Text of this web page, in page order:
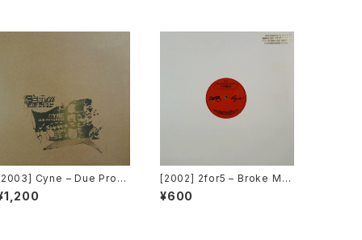
Cyne – Due Progr
[Botanica Del Jibar
[2002] 2for5 – Broke Min
ds Think Alike [Cajo!]
¥600